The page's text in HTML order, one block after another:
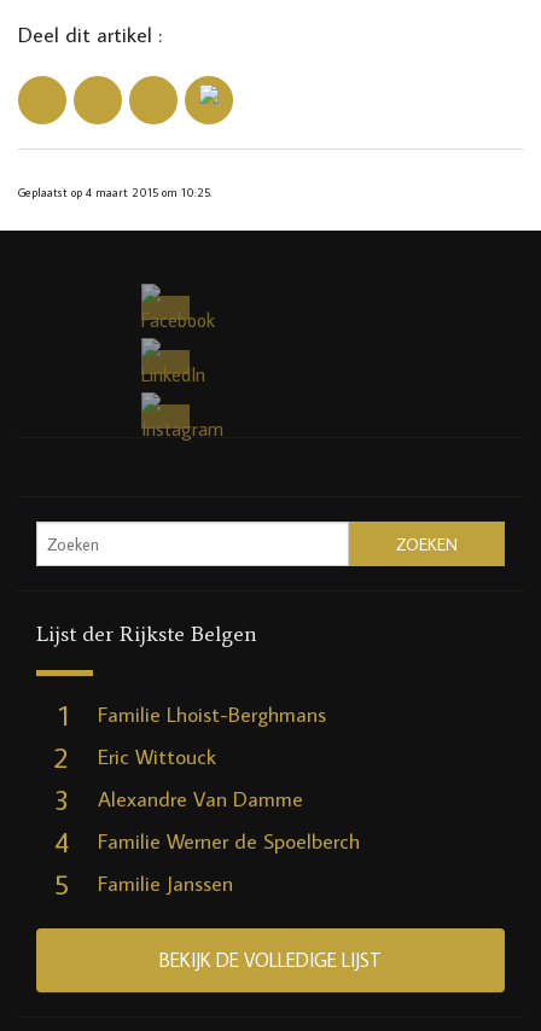
Deel dit artikel :
Geplaatst op 4 maart 2015 om 10:25.
Lijst der Rijkste Belgen
1 Familie Lhoist-Berghmans
2 Eric Wittouck
3 Alexandre Van Damme
4 Familie Werner de Spoelberch
5 Familie Janssen
BEKIJK DE VOLLEDIGE LIJST